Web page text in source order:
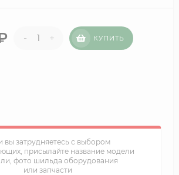
- + КУПИТЬ
вы затрудняетесь с выбором
присылайте название модели
фото шильда оборудования
или запчасти